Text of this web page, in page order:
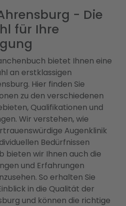
- Die
für Ihre
bietet Ihnen eine
an erstklassigen
Hier finden Sie
zu den verschiedenen
Qualifikationen und
Wir verstehen, wie
Augenklinik
Bedürfnissen
bieten wir Ihnen auch die
und Erfahrungen
So erhalten Sie
in die Qualität der
und können die richtige